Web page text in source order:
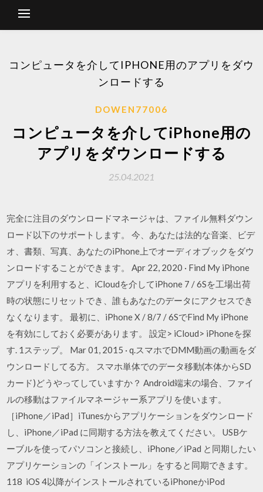
コンピュータを介してIPHONE用のアプリをダウ
ンロードする
DOWEN77006
コンピュータを介してiPhone用の
アプリをダウンロードする
25.04.2021
完全に注目のダウンロードマネージャは、ファイル無料ダウン
ロード以下のサポートします。 今、あなたは法的な音楽、ビデ
オ、書類、写真、あなたのiPhone上でオーディオブックをダウ
ンロードすることができます。 Apr 22, 2020 · Find My iPhone
アプリを利用すると、iCloudを介してiPhone 7 / 6Sを工場出荷
時の状態にリセットでき、誰もあなたのデータにアクセスでき
なくなります。 最初に、iPhone X / 8/7 / 6SでFind My iPhone
を有効にしておく必要があります。 設定> iCloud> iPhoneを探
す. 1ステップ。 Mar 01, 2015 · q.スマホでDMM動画の動画をダ
ウンロードしてる方。 スマホ単体でのデータ移動(本体からSD
カード)どうやってしていますか？ Android端末の場合、ファイ
ルの移動はファイルマネージャー系アプリを使います。
［iPhone／iPad］iTunesからアプリケーションをダウンロード
し、iPhone／iPad に同期する方法を教えてください。 USBケ
ーブルを使ってパソコンと接続し、iPhone／iPad と同期したい
アプリケーションの「インストール」をすると同期できます。
118 iOS 4以降がインストールされているiPhoneかiPod